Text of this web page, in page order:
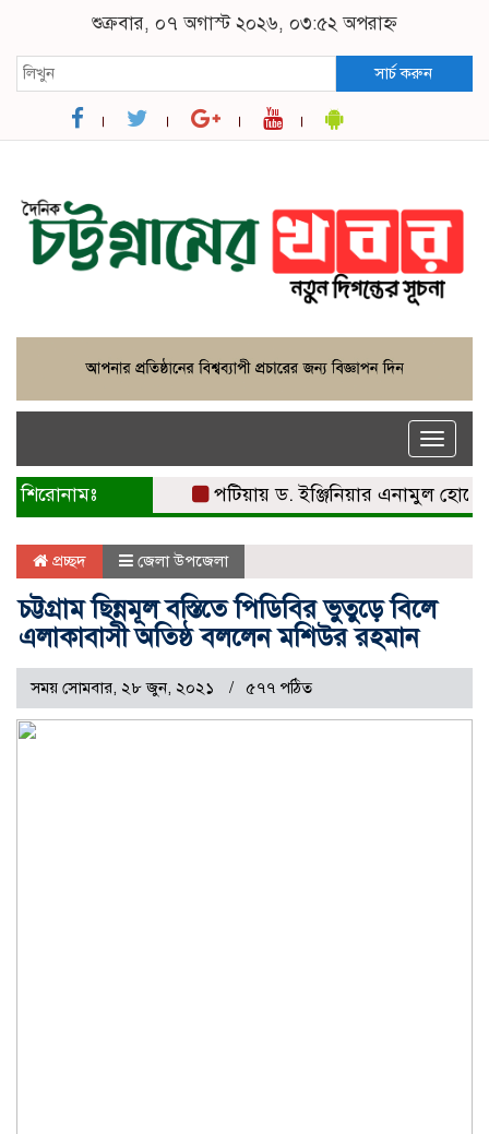
শুক্রবার, ০৭ অগাস্ট ২০২৬, ০৩:৫২ অপরাহ্ন
সার্চ করুন
Toggle
শিরোনামঃ পটিয়ায় ড. ইঞ্জিনিয়ার এনামুল হোসেনকে
প্রচ্ছদ জেলা উপজেলা
চট্টগ্রাম ছিন্নমূল বস্তিতে পিডিবির ভুতুড়ে বিলে
এলাকাবাসী অতিষ্ঠ বললেন মশিউর রহমান
সময় সোমবার, ২৮ জুন, ২০২১ ৫৭৭ পঠিত